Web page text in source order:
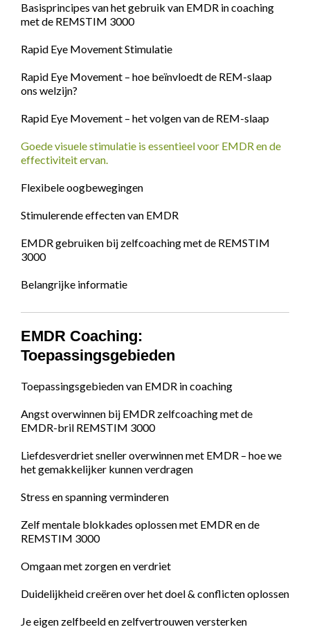
Basisprincipes van het gebruik van EMDR in coaching
met de REMSTIM 3000
Rapid Eye Movement Stimulatie
Rapid Eye Movement – hoe beïnvloedt de REM-slaap
ons welzijn?
Rapid Eye Movement – het volgen van de REM-slaap
Goede visuele stimulatie is essentieel voor EMDR en de
effectiviteit ervan.
Flexibele oogbewegingen
Stimulerende effecten van EMDR
EMDR gebruiken bij zelfcoaching met de REMSTIM
3000
Belangrijke informatie
EMDR Coaching:
Toepassingsgebieden
Toepassingsgebieden van EMDR in coaching
Angst overwinnen bij EMDR zelfcoaching met de
EMDR-bril REMSTIM 3000
Liefdesverdriet sneller overwinnen met EMDR – hoe we
het gemakkelijker kunnen verdragen
Stress en spanning verminderen
Zelf mentale blokkades oplossen met EMDR en de
REMSTIM 3000
Omgaan met zorgen en verdriet
Duidelijkheid creëren over het doel & conflicten oplossen
Je eigen zelfbeeld en zelfvertrouwen versterken